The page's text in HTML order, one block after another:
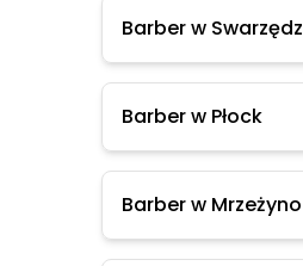
Barber w Swarzędz
Barber w Płock
Barber w Mrzeżyno